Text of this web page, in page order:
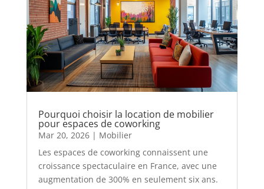
Pourquoi choisir la location de mobilier
pour espaces de coworking
Mar 20, 2026| Mobilier
Les espaces de coworking connaissent une
croissance spectaculaire en France, avec une
augmentation de 300% en seulement six ans.